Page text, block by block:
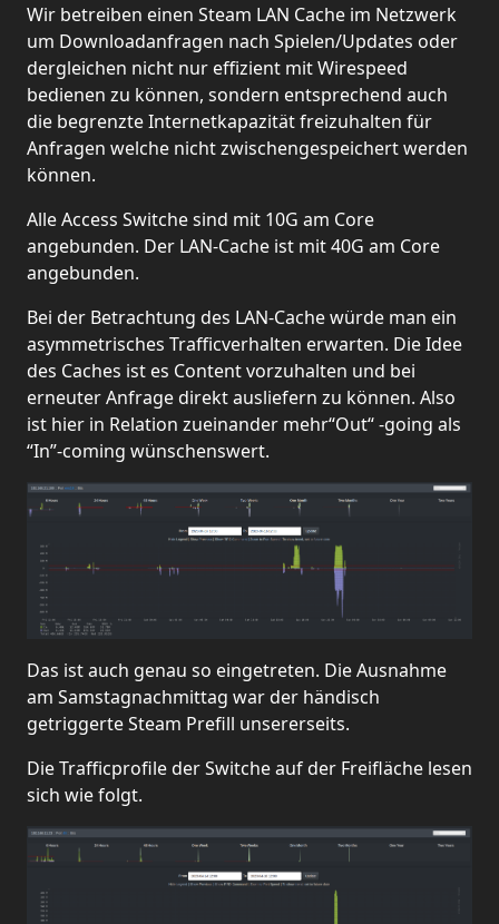
Wir betreiben einen Steam LAN Cache im Netzwerk
um Downloadanfragen nach Spielen/Updates oder
dergleichen nicht nur effizient mit Wirespeed
bedienen zu können, sondern entsprechend auch
die begrenzte Internetkapazität freizuhalten für
Anfragen welche nicht zwischengespeichert werden
können.
Alle Access Switche sind mit 10G am Core
angebunden. Der LAN-Cache ist mit 40G am Core
angebunden.
Bei der Betrachtung des LAN-Cache würde man ein
asymmetrisches Trafficverhalten erwarten. Die Idee
des Caches ist es Content vorzuhalten und bei
erneuter Anfrage direkt ausliefern zu können. Also
ist hier in Relation zueinander mehr“Out“ -going als
“In”-coming wünschenswert.
Das ist auch genau so eingetreten. Die Ausnahme
am Samstagnachmittag war der händisch
getriggerte Steam Prefill unsererseits.
Die Trafficprofile der Switche auf der Freifläche lesen
sich wie folgt.